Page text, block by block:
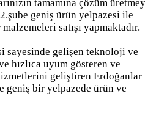
tamamına çözüm
geniş ürün yelpazesi ile
satışı yapmaktadır.
sayesinde gelişen teknoloji ve
hızlıca uyum gösteren ve
geliştiren Erdoğanlar
geniş bir yelpazede ürün ve